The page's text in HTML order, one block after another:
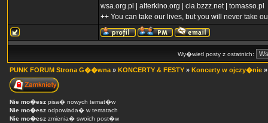
wsa.org.pl | alterkino.org | cia.bzzz.net | tomasso.pl
++ You can take our lives, but you will never take
Wy�wietl posty z ostatnich:
PUNK FORUM Strona G��wna » KONCERTY & FESTY » Koncerty w ojczy�nie
Nie mo�esz pisa� nowych temat�w
Nie mo�esz odpowiada� w tematach
Nie mo�esz zmienia� swoich post�w